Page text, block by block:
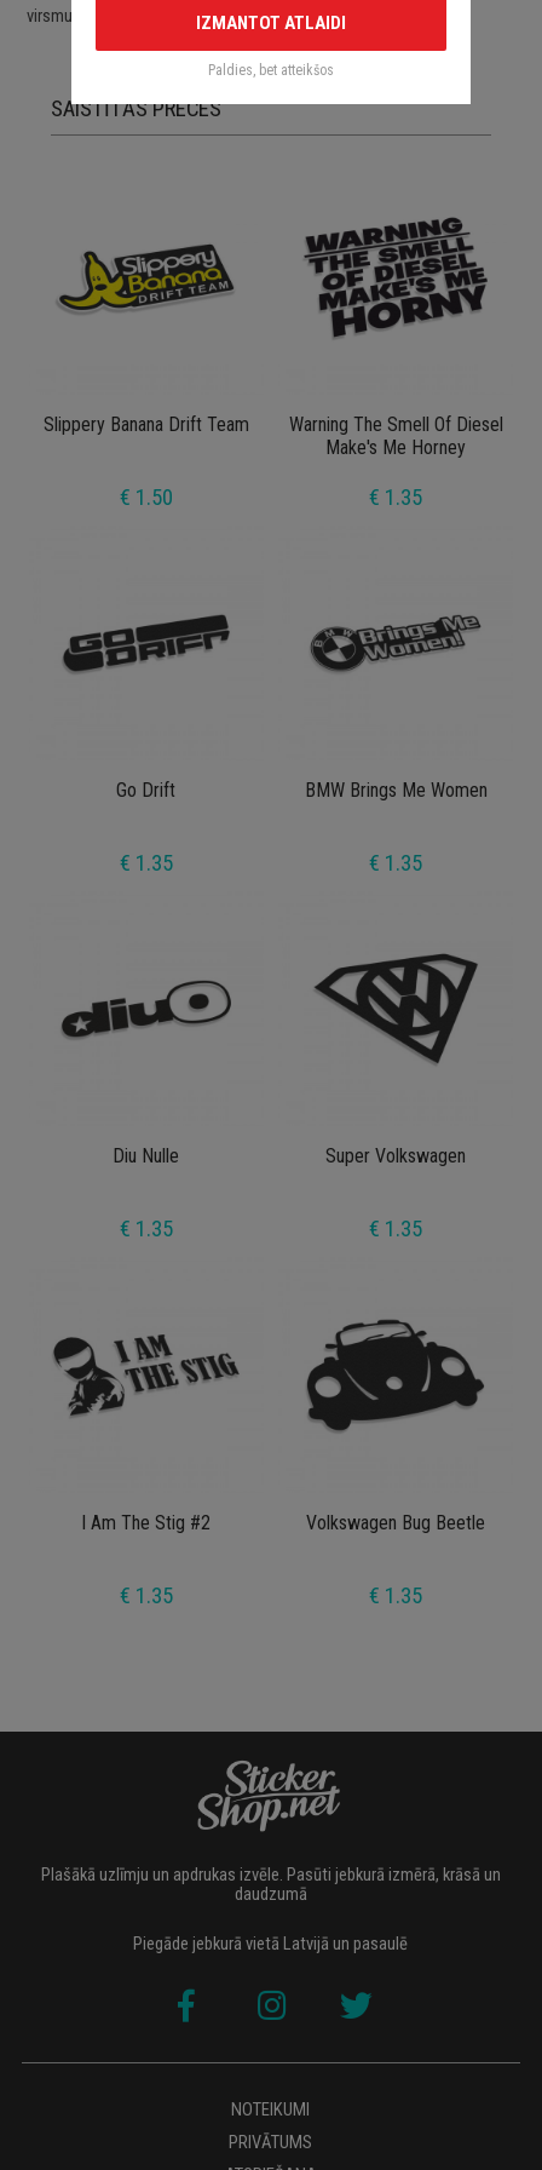
virsmu.
SAISTĪTĀS PRECES
Slippery Banana Drift Team
€ 1.50
Warning The Smell Of Diesel
Make's Me Horney
€ 1.35
Go Drift
€ 1.35
BMW Brings Me Women
€ 1.35
Diu Nulle
€ 1.35
Super Volkswagen
€ 1.35
I Am The Stig #2
€ 1.35
Volkswagen Bug Beetle
€ 1.35
Plašākā uzlīmju un apdrukas izvēle. Pasūti jebkurā izmērā, krāsā un
daudzumā
Piegāde jebkurā vietā Latvijā un pasaulē
NOTEIKUMI
PRIVĀTUMS
IZMANTOT ATLAIDI
Paldies, bet atteikšos